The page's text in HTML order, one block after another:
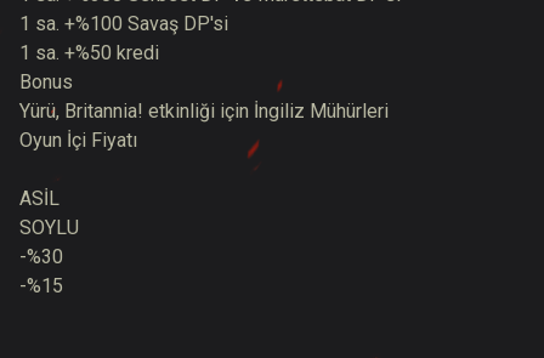
1 sa. +%100 Savaş DP'si
1 sa. +%50 kredi
Bonus
Yürü, Britannia! etkinliği için İngiliz Mühürleri
Oyun İçi Fiyatı
ASİL
SOYLU
-%30
-%15